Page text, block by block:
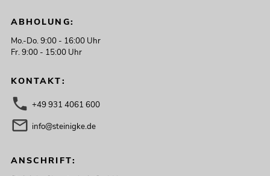
ABHOLUNG:
Mo.-Do. 9:00 - 16:00 Uhr
Fr. 9:00 - 15:00 Uhr
KONTAKT:
+49 931 4061 600
info@steinigke.de
ANSCHRIFT: